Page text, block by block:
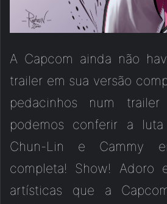
A Capcom ainda não
trailer em sua versão
pedacinhos num trailer
podemos conferir a
Chun-Lin e Cammy
completa! Show! Adoro
artísticas que a